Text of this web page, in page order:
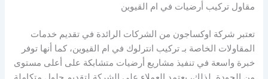
مقاول تركيب أرضيات في ام القيوين
تعتبر شركة اوكساجون من الشركات الرائدة في تقديم خدمات
المقاولات الخاصة بـ تركيب انترلوك في ام القيوين، كما أنها توفر
خبرة واسعة في تنفيذ مشاريع أرضيات متشابكة على أعلى مستوى